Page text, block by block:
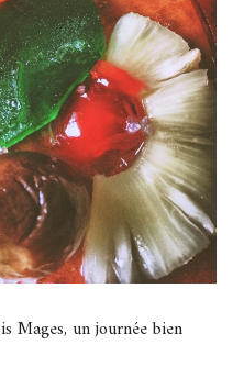
Mages, un journée bien